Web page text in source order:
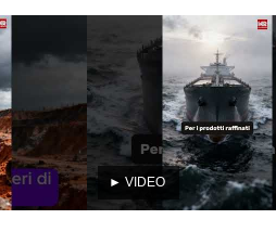
► VIDEO